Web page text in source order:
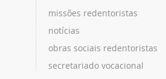
missões redentoristas
notícias
obras sociais redentoristas
secretariado vocacional